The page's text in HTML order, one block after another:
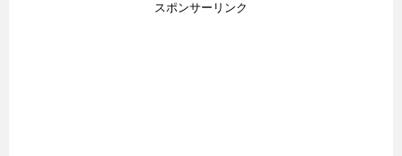
スポンサーリンク